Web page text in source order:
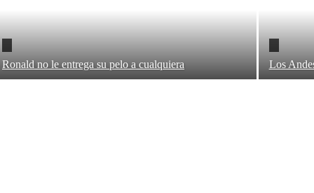
Ronald no le entrega su pelo a cualquiera Los